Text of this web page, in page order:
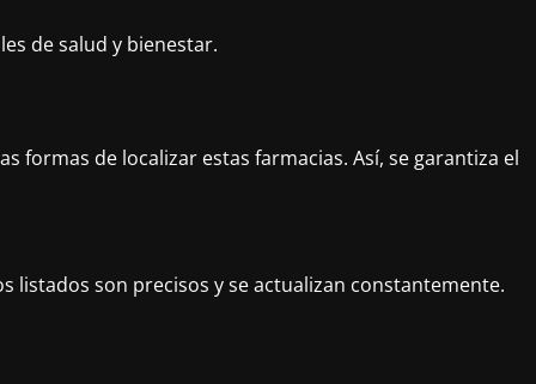
de salud y bienestar.
formas de localizar estas farmacias. Así, se garantiza el
listados son precisos y se actualizan constantemente.